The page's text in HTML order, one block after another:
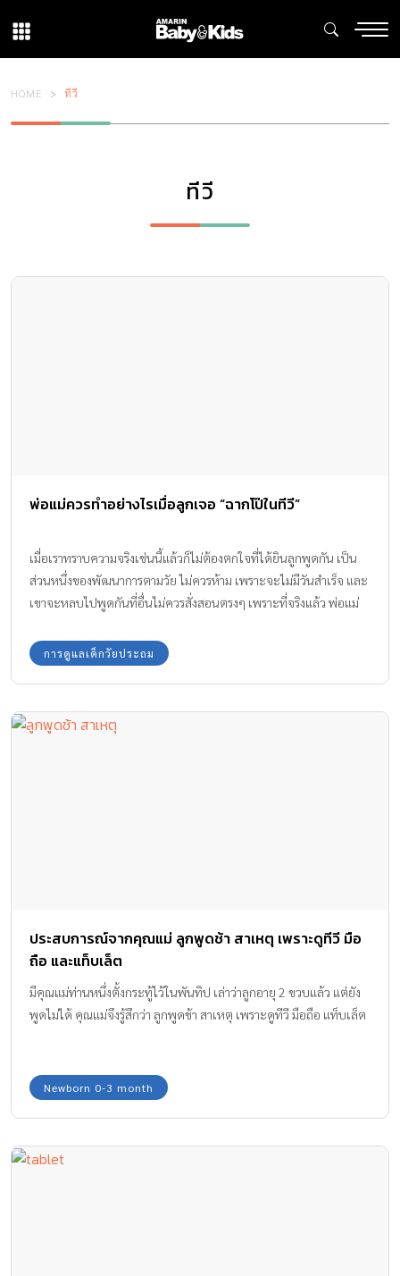
HOME ทีวี
ทีวี
พ่อแม่ควรทำอย่างไรเมื่อลูกเจอ “ฉากโป๊ในทีวี”
เมื่อเราทราบความจริงเช่นนี้แล้วก็ไม่ต้องตกใจที่ได้ยินลูกพูดกัน เป็น
ส่วนหนึ่งของพัฒนาการตามวัย ไม่ควรห้าม เพราะจะไม่มีวันสำเร็จ และ
เขาจะหลบไปพูดกันที่อื่นไม่ควรสั่งสอนตรงๆ เพราะที่จริงแล้ว พ่อแม่
ทัศนคติของตนเองเสียมากกว่า ไม่มีประโยชน์ที่จะสอน
การดูแลเด็กวัยประถม
ประสบการณ์จากคุณแม่ ลูกพูดช้า สาเหตุ เพราะดูทีวี มือ
ถือ และแท็บเล็ต
มีคุณแม่ท่านหนึ่งตั้งกระทู้ไว้ในพันทิป เล่าว่าลูกอายุ 2 ขวบแล้ว แต่ยัง
พูดไม่ได้ คุณแม่จึงรู้สึกว่า ลูกพูดช้า สาเหตุ เพราะดูทีวี มือถือ แท็บเล็ต
Newborn 0-3 month